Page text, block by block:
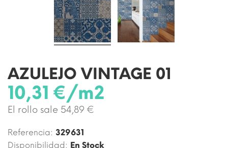
AZULEJO VINTAGE 01
10,31 €/m2
El rollo sale 54,89 €
Referencia: 329631
Disponibilidad: En Stock